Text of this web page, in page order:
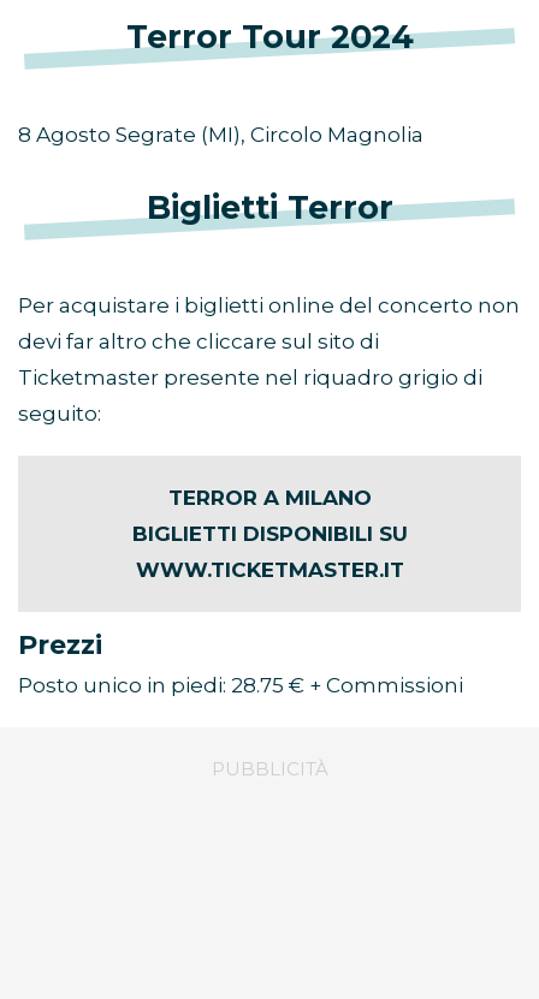
Terror Tour 2024
8 Agosto Segrate (MI), Circolo Magnolia
Biglietti Terror
Per acquistare i biglietti online del concerto non
devi far altro che cliccare sul sito di
Ticketmaster presente nel riquadro grigio di
seguito:
TERROR A MILANO
BIGLIETTI DISPONIBILI SU
WWW.TICKETMASTER.IT
Prezzi
Posto unico in piedi: 28.75 € + Commissioni